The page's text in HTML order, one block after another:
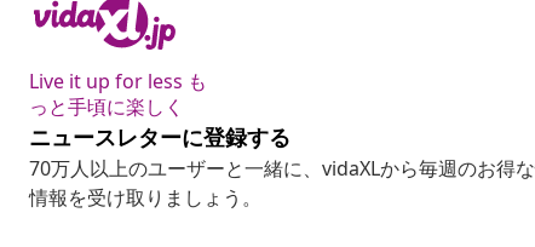
Live it up for less も
っと手頃に楽しく
ニュースレターに登録する
70万人以上のユーザーと一緒に、vidaXLから毎週のお得
情報を受け取りましょう。